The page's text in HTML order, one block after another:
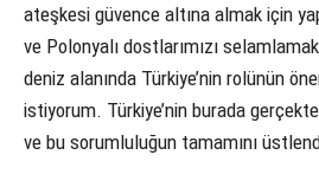
ateşkesi güvence altına almak için
ve Polonyalı dostlarımızı
deniz alanında Türkiye’nin rolünün
istiyorum. Türkiye’nin burada
ve bu sorumluluğun tamamını